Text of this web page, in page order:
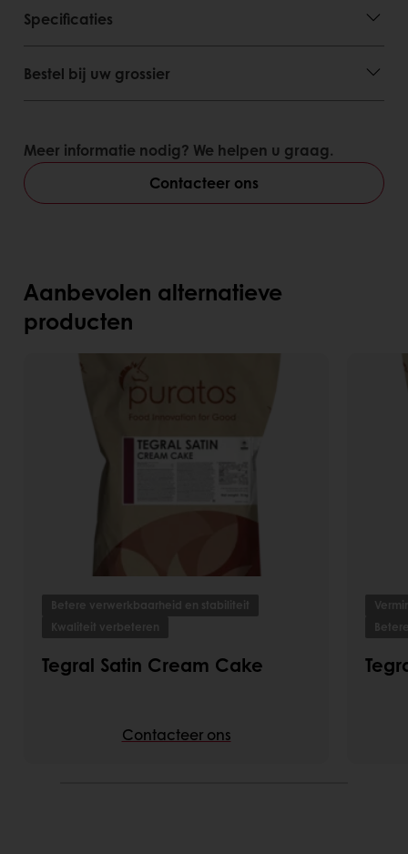
Specificaties
Bestel bij uw grossier
Meer informatie nodig? We helpen u graag.
Contacteer ons
Aanbevolen alternatieve
producten
Betere verwerkbaarheid en stabiliteit
Kwaliteit verbeteren
Tegral Satin Cream Cake
Contacteer ons